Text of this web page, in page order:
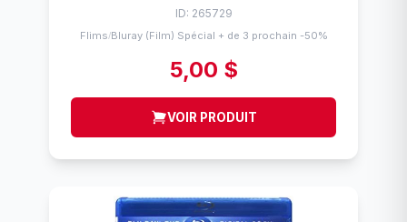
ID: 265729
Flims/Bluray (Film) Spécial + de 3 prochain -50%
5,00 $
VOIR PRODUIT